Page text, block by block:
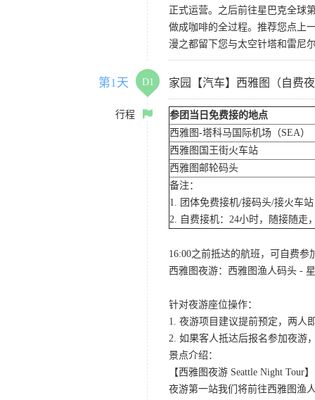
正式运营。之后前往星巴克全球
做成咖啡的全过程。推荐您点上
漫之都留下您与太空针塔和雷尼
第1天 D1 家园【汽车】西雅图（自费
行程
参团当日免费接的地点
西雅图-塔科马国际机场（SEA）
西雅图国王街火车站
西雅图邮轮码头
备注：
1. 团体免费接机/接码头/接火车
2. 自费接机：24小时，随接随走
16:00之前抵达的航班，可自费参
西雅图夜游：西雅图渔人码头 -
针对夜游座位操作：
1. 夜游项目建议提前预定，两人
2. 如果客人抵达后报名参加夜游
景点介绍：
【西雅图夜游 Seattle Night Tour】
夜游第一站我们将前往西雅图渔